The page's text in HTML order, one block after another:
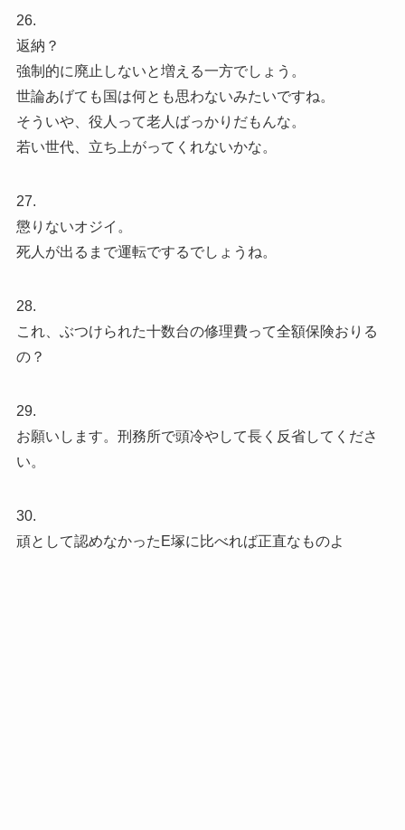
26.
返納？
強制的に廃止しないと増える一方でしょう。
世論あげても国は何とも思わないみたいですね。
そういや、役人って老人ばっかりだもんな。
若い世代、立ち上がってくれないかな。
27.
懲りないオジイ。
死人が出るまで運転でするでしょうね。
28.
これ、ぶつけられた十数台の修理費って全額保険おりる
の？
29.
お願いします。刑務所で頭冷やして長く反省してくださ
い。
30.
頑として認めなかったE塚に比べれば正直なものよ